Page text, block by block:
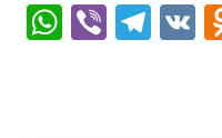
WhatsApp
Viber